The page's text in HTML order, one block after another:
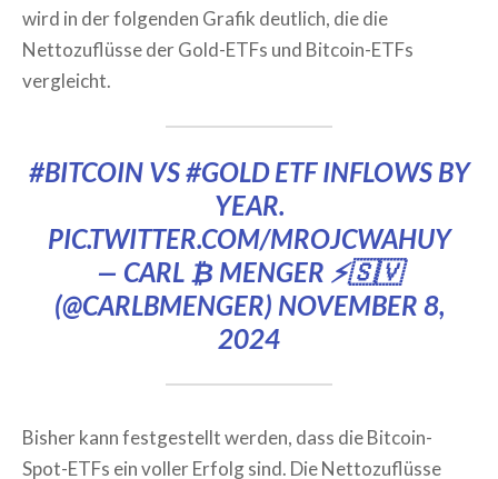
wird in der folgenden Grafik deutlich, die die
Nettozuflüsse der Gold-ETFs und Bitcoin-ETFs
vergleicht.
#BITCOINVS#GOLDETF INFLOWS BY
YEAR.
PIC.TWITTER.COM/MROJCWAHUY
— CARL ₿ MENGER ⚡️🇸🇻
(@CARLBMENGER) NOVEMBER 8,
2024
Bisher kann festgestellt werden, dass die Bitcoin-
Spot-ETFs ein voller Erfolg sind. Die Nettozuflüsse